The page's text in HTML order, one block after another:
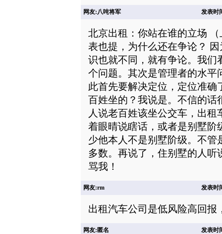
网友:八吨将军 发表时
北京出租：你站在谁的立场
表也提，为什么还在争论？
识也就不同，就有争论。我们
个问题。其次是管理者的水平
此首先要解决定位，定位准
百姓坐的？我说是。不信的
人说老百姓该坐公交车，出
着眼晴说瞎话，或者是别墅阶
少他本人不是别墅阶级。不
多数。再说了，住别墅的人
骂我！
网友:rm 发表时
出租汽车公司是低风险高回报
网友:匿名 发表时